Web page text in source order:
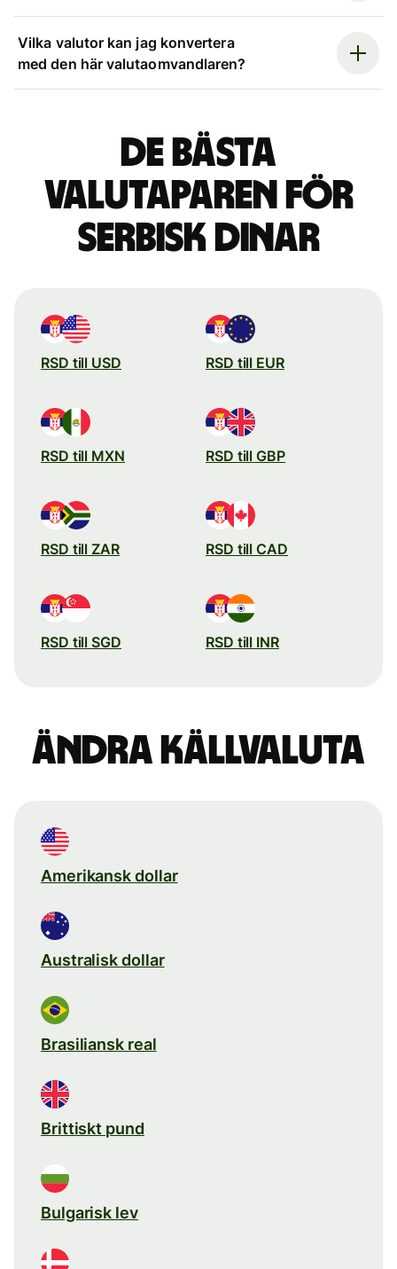
Vilka valutor kan jag konvertera
med den här valutaomvandlaren?
De bästa
valutaparen för
serbisk dinar
RSD till USD RSD till EUR
RSD till MXN RSD till GBP
RSD till ZAR RSD till CAD
RSD till SGD RSD till INR
Ändra källvaluta
Amerikansk dollar
Australisk dollar
Brasiliansk real
Brittiskt pund
Bulgarisk lev